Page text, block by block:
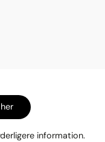
information.